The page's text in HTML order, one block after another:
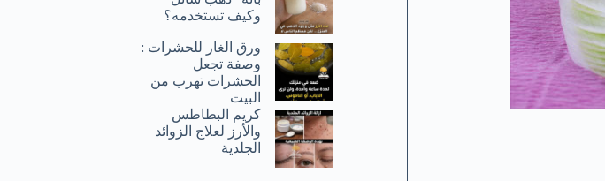
وكيف تستخدمه؟
ورق الغار للحشرات :
وصفة تجعل
الحشرات تهرب من
البيت
كريم البطاطس
والأرز لعلاج الزوائد
الجلدية